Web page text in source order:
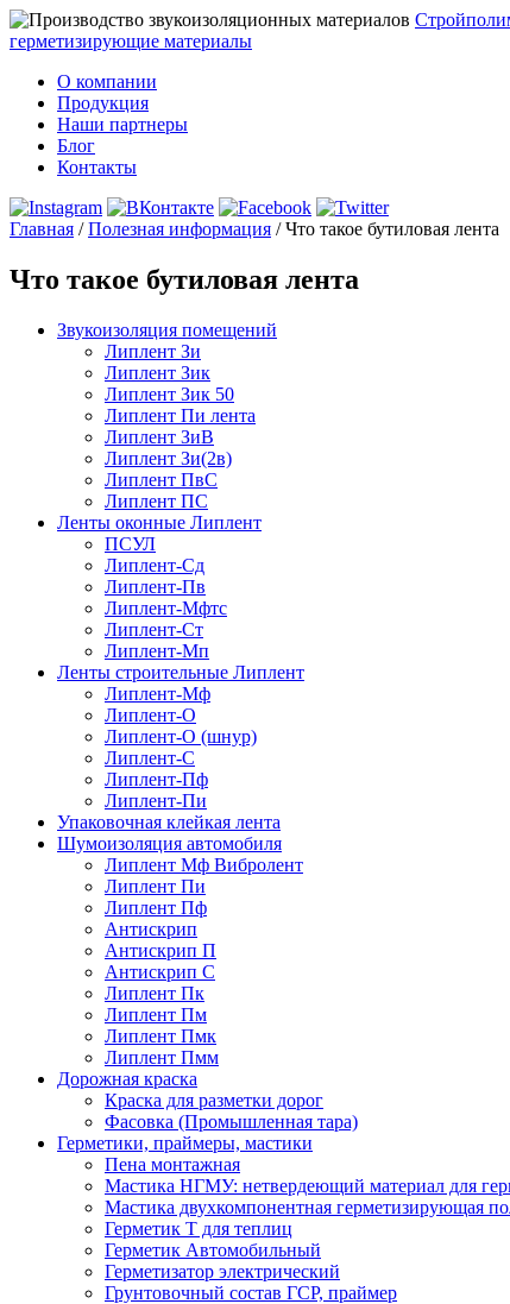
герметизирующие материалы
О компании
Продукция
Наши партнеры
Блог
Контакты
Главная /Полезная информация /Что такое бутиловая лента
Что такое бутиловая лента
Звукоизоляция помещений
Липлент Зи
Липлент Зик
Липлент Зик 50
Липлент Пи лента
Липлент ЗиВ
Липлент Зи(2в)
Липлент ПвC
Липлент ПС
Ленты оконные Липлент
ПСУЛ
Липлент-Сд
Липлент-Пв
Липлент-Мфтс
Липлент-Ст
Липлент-Мп
Ленты строительные Липлент
Липлент-Мф
Липлент-О
Липлент-О (шнур)
Липлент-С
Липлент-Пф
Липлент-Пи
Упаковочная клейкая лента
Шумоизоляция автомобиля
Липлент Мф Вибролент
Липлент Пи
Липлент Пф
Антискрип
Антискрип П
Антискрип С
Липлент Пк
Липлент Пм
Липлент Пмк
Липлент Пмм
Дорожная краска
Краска для разметки дорог
Фасовка (Промышленная тара)
Герметики, праймеры, мастики
Пена монтажная
Мастика НГМУ: нетвердеющий материал для
Мастика двухкомпонентная герметизирующая
Герметик Т для теплиц
Герметик Автомобильный
Герметизатор электрический
Грунтовочный состав ГСР, праймер